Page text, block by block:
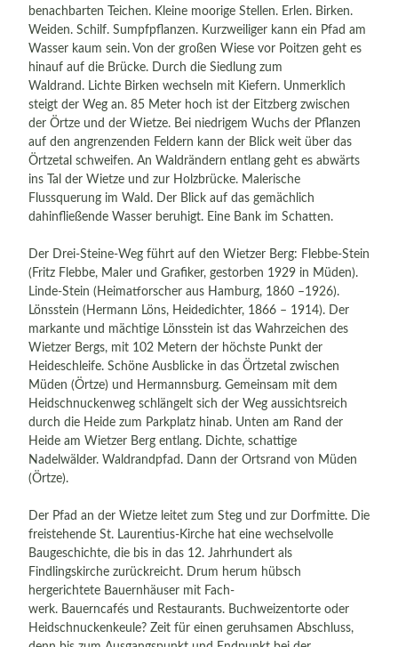
benachbarten Teichen. Kleine moorige Stellen. Erlen. Birken.
Weiden. Schilf. Sumpfpflanzen. Kurzweiliger kann ein Pfad am
Wasser kaum sein. Von der großen Wiese vor Poitzen geht es
hinauf auf die Brücke. Durch die Siedlung zum
Waldrand. Lichte Birken wechseln mit Kiefern. Unmerklich
steigt der Weg an. 85 Meter hoch ist der Eitzberg zwischen
der Örtze und der Wietze. Bei niedrigem Wuchs der Pflanzen
auf den angrenzenden Feldern kann der Blick weit über das
Örtzetal schweifen. An Waldrändern entlang geht es abwärts
ins Tal der Wietze und zur Holzbrücke. Malerische
Flussquerung im Wald. Der Blick auf das gemächlich
dahinfließende Wasser beruhigt. Eine Bank im Schatten.
Der Drei-Steine-Weg führt auf den Wietzer Berg: Flebbe-Stein
(Fritz Flebbe, Maler und Grafiker, gestorben 1929 in Müden).
Linde-Stein (Heimatforscher aus Hamburg, 1860 –1926).
Lönsstein (Hermann Löns, Heidedichter, 1866 – 1914). Der
markante und mächtige Lönsstein ist das Wahrzeichen des
Wietzer Bergs, mit 102 Metern der höchste Punkt der
Heideschleife. Schöne Ausblicke in das Örtzetal zwischen
Müden (Örtze) und Hermannsburg. Gemeinsam mit dem
Heidschnuckenweg schlängelt sich der Weg aussichtsreich
durch die Heide zum Parkplatz hinab. Unten am Rand der
Heide am Wietzer Berg entlang. Dichte, schattige
Nadelwälder. Waldrandpfad. Dann der Ortsrand von Müden
(Örtze).
Der Pfad an der Wietze leitet zum Steg und zur Dorfmitte. Die
freistehende St. Laurentius-Kirche hat eine wechselvolle
Baugeschichte, die bis in das 12. Jahrhundert als
Findlingskirche zurückreicht. Drum herum hübsch
hergerichtete Bauernhäuser mit Fach-
werk. Bauerncafés und Restaurants. Buchweizentorte oder
Heidschnuckenkeule? Zeit für einen geruhsamen Abschluss,